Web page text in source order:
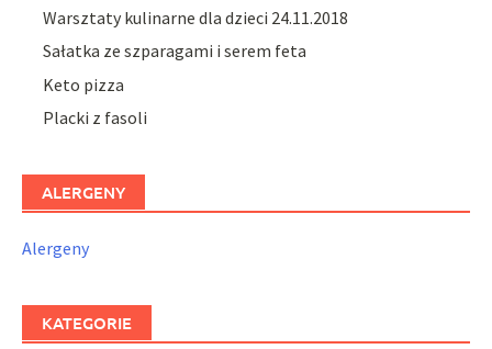
Warsztaty kulinarne dla dzieci 24.11.2018
Sałatka ze szparagami i serem feta
Keto pizza
Placki z fasoli
ALERGENY
Alergeny
KATEGORIE